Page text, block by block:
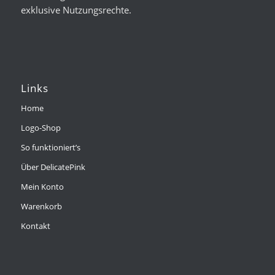
exklusive Nutzungsrechte.
Links
Home
Logo-Shop
So funktioniert’s
Über DelicatePink
Mein Konto
Warenkorb
Kontakt